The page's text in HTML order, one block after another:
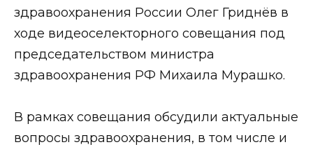
здравоохранения России Олег Гриднёв в
ходе видеоселекторного совещания под
председательством министра
здравоохранения РФ Михаила Мурашко.
В рамках совещания обсудили актуальные
вопросы здравоохранения, в том числе и